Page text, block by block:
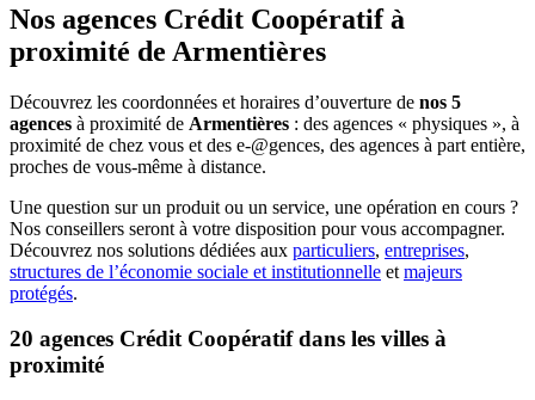
Nos agences Crédit Coopératifà
proximité de Armentières
Découvrez les coordonnées et horaires d’ouverture de nos 5
agences à proximité de Armentières : des agences « physiques », à
proximité de chez vous et des e-@gences, des agences à part entière,
proches de vous-même à distance.
Une question sur un produit ou un service, une opération en cours ?
Nos conseillers seront à votre disposition pour vous accompagner.
Découvrez nos solutions dédiées aux particuliers, entreprises,
structures de l’économie sociale et institutionnelle et majeurs
protégés.
20 agences Crédit Coopératif dans les villes à
proximité